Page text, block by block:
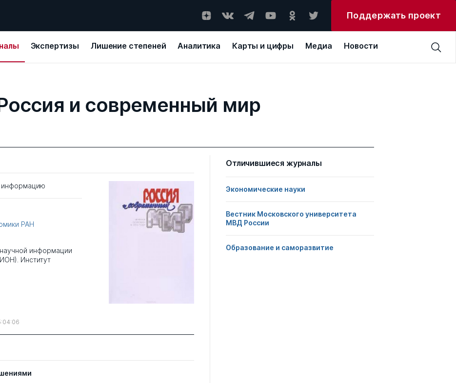
Поддержать проект
Экспертизы Лишение степеней Аналитика Карты и цифры Медиа Новости
и современный мир
информацию
РАН
информации
Институт
Отличившиеся журналы
Экономические науки
Вестник Московского университета
МВД России
Образование и саморазвитие